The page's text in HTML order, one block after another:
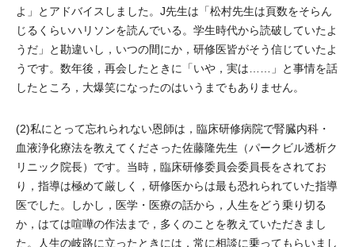
よ」とアドバイスしました。J先生は「松村先生は頁数をそらん
じるくらいハリソンを読んでいる。学生時代から読破していたよ
うだ」と勘違いし，いつの間にか，研修医皆がそう信じていたよ
うです。数年後，再会したときに「いや，実は……」と事情を話
したところ，大爆笑になったのはいうまでもありません。
(2)私にとって忘れられない恩師は，臨床研修病院で腎臓内科・
血液浄化療法を教えてくださった佐藤隆先生（パークビル透析ク
リニック院長）です。当時，臨床研修委員会委員長をされてお
り，指導は極めて厳しく，研修医からは最も恐れられていた指導
医でした。しかし，医学・医療の話から，人生をどう乗り切る
か，はては喧嘩の作法まで，多くのことを教えていただきまし
た。人生の岐路に立ったときには，常に相談に乗ってもらいまし